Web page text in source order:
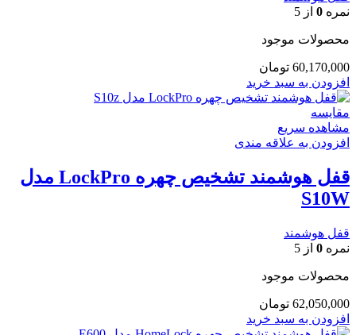
نمره 0 از 5
محصولات موجود
60,170,000 تومان
افزودن به سبد خرید
مقایسه
مشاهده سریع
افزودن به علاقه مندی
قفل هوشمند تشخیص چهره LockPro مدل
S10W
قفل هوشمند
نمره 0 از 5
محصولات موجود
62,050,000 تومان
افزودن به سبد خرید